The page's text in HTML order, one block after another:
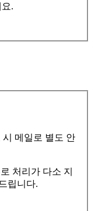
.
메일로 별도 안
처리가 다소 지
립니다.